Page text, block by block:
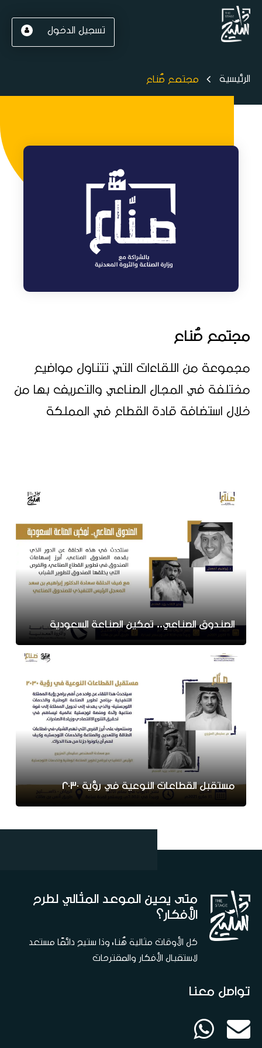
تسجيل الدخول
الرئيسية مجتمع صُناع
مجتمع صُناع
مجموعة من اللقاءات التي تتناول مواضيع
مختلفة في المجال الصناعي والتعريف بها من
خلال استضافة قادة القطاع في المملكة
الصندوق الصناعي.. تمكين الصناعة السعودية
مستقبل القطاعات النوعية في رؤية 2030
متى يحين الموعد المثالي لطرح
الأفكار؟
كل الأوقات مثالية هُنا، وذا ستيج دائمًا مستعد
لاستقبال الأفكار والمقترحات
تواصل معنا